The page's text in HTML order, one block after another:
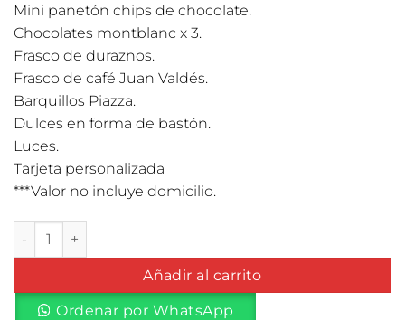
Mini panetón chips de chocolate.
Chocolates montblanc x 3.
Frasco de duraznos.
Frasco de café Juan Valdés.
Barquillos Piazza.
Dulces en forma de bastón.
Luces.
Tarjeta personalizada
***Valor no incluye domicilio.
Christmas Star # 1 cantidad
Añadir al carrito
Ordenar por WhatsApp